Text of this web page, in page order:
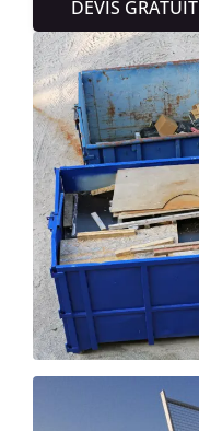
DEVIS GRATUIT